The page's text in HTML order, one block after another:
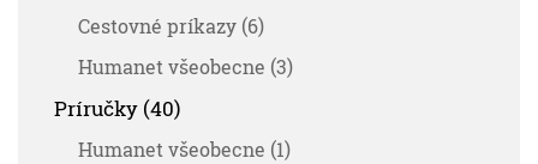
Cestovné príkazy (6)
Humanet všeobecne (3)
Príručky (40)
Humanet všeobecne (1)